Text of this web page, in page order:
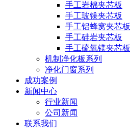
手工岩棉夹芯板
手工玻镁夹芯板
手工铝蜂窝夹芯板
手工硅岩夹芯板
手工硫氧镁夹芯板
机制净化板系列
净化门窗系列
成功案例
新闻中心
行业新闻
公司新闻
联系我们